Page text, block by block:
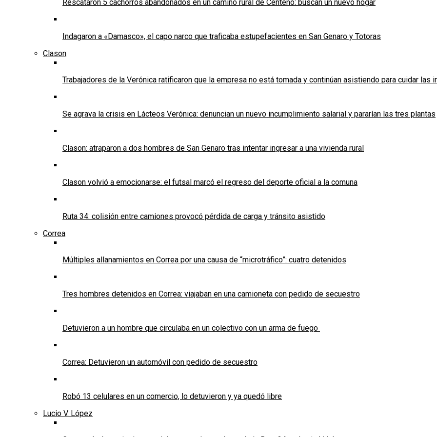
Rescataron 5 cachorros abandonados en un camino rural de Centeno: buscan un nuevo hogar
Indagaron a «Damasco», el capo narco que traficaba estupefacientes en San Genaro y Totoras
Clason
Trabajadores de la Verónica ratificaron que la empresa no está tomada y continúan asistiendo para cuidar las
Se agrava la crisis en Lácteos Verónica: denuncian un nuevo incumplimiento salarial y pararían las tres plantas
Clason: atraparon a dos hombres de San Genaro tras intentar ingresar a una vivienda rural
Clason volvió a emocionarse: el futsal marcó el regreso del deporte oficial a la comuna
Ruta 34: colisión entre camiones provocó pérdida de carga y tránsito asistido
Correa
Múltiples allanamientos en Correa por una causa de “microtráfico”: cuatro detenidos
Tres hombres detenidos en Correa: viajaban en una camioneta con pedido de secuestro
Detuvieron a un hombre que circulaba en un colectivo con un arma de fuego
Correa: Detuvieron un automóvil con pedido de secuestro
Robó 13 celulares en un comercio, lo detuvieron y ya quedó libre
Lucio V. López